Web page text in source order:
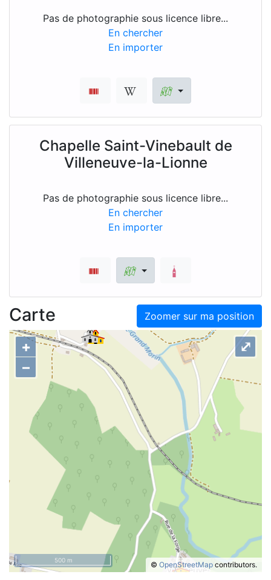
Pas de photographie sous licence libre...
En chercher
En importer
Chapelle Saint-Vinebault de
Villeneuve-la-Lionne
Pas de photographie sous licence libre...
En chercher
En importer
Zoomer sur ma position
Carte
+
–
© OpenStreetMap contributors.
⤢
500 m